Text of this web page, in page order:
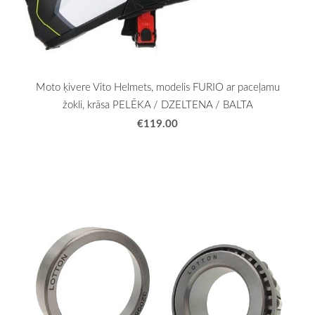
Moto ķivere Vito Helmets, modelis FURIO ar paceļamu
žokli, krāsa PELĒKA / DZELTENA / BALTA
€119.00